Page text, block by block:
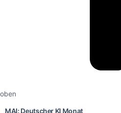
oben
MAI: Deutscher KI Monat